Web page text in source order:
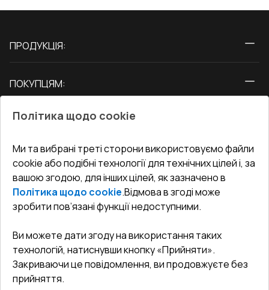
ПРОДУКЦІЯ:
Двері
ПОКУПЦЯМ:
Блог
Адреса гіпермаркета
Як правильно заміряти вікна
СЕРВІС ТА ОБЛУГОВУВАННЯ:
Доставка і Оплата
Гарантія та Сервіс
Повернення товару
Договір публічної оферти
КОНТАКТИ
Офіс:Україна, м. Вінниця, вул. Келецька 60 кв. 61
undefined(undefined)
Політика щодо cookie
Ми та вибрані треті сторони використовуємо файли
cookie або подібні технології для технічних цілей і, за
вашою згодою, для інших цілей, як зазначено в
Політика щодо cookie.Відмова в згоді може
зробити пов’язані функції недоступними.
Ви можете дати згоду на використання таких
технологій, натиснувши кнопку «Прийняти».
Закриваючи це повідомлення, ви продовжуєте без
прийняття.